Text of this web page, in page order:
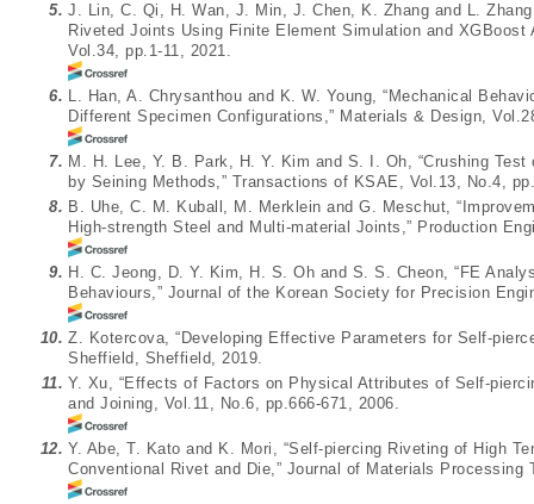
5. J. Lin, C. Qi, H. Wan, J. Min, J. Chen, K. Zhang and L.
Riveted Joints Using Finite Element Simulation and
Vol.34, pp.1-11, 2021.
6. L. Han, A. Chrysanthou and K. W. Young, “Mechanical
Different Specimen Configurations,” Materials & Design,
7. M. H. Lee, Y. B. Park, H. Y. Kim and S. I. Oh, “Crushing
by Seining Methods,” Transactions of KSAE, Vol.13, No.4,
8. B. Uhe, C. M. Kuball, M. Merklein and G. Meschut,
High-strength Steel and Multi-material Joints,” Production
9. H. C. Jeong, D. Y. Kim, H. S. Oh and S. S. Cheon, “FE
Behaviours,” Journal of the Korean Society for Precision
10. Z. Kotercova, “Developing Effective Parameters for Self-
Sheffield, Sheffield, 2019.
11. Y. Xu, “Effects of Factors on Physical Attributes of Self-
and Joining, Vol.11, No.6, pp.666-671, 2006.
12. Y. Abe, T. Kato and K. Mori, “Self-piercing Riveting of High
Conventional Rivet and Die,” Journal of Materials Processing